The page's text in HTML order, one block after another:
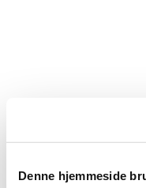
Denne hjemmeside